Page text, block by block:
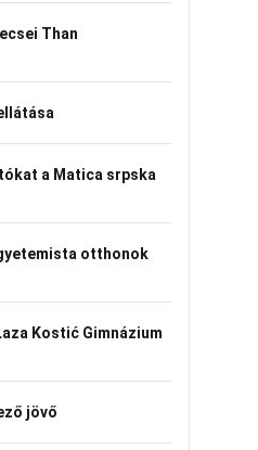
Than
a Matica srpska
otthonok
Kostić Gimnázium
jövő